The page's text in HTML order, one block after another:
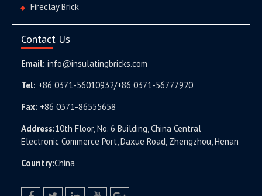
Fireclay Brick
Contact Us
Email: info@insulatingbricks.com
Tel: +86 0371-56010932/+86 0371-56777920
Fax: +86 0371-86555658
Address:10th Floor, No. 6 Building, China Central
Electronic Commerce Port, Daxue Road, Zhengzhou, Henan
Country:China